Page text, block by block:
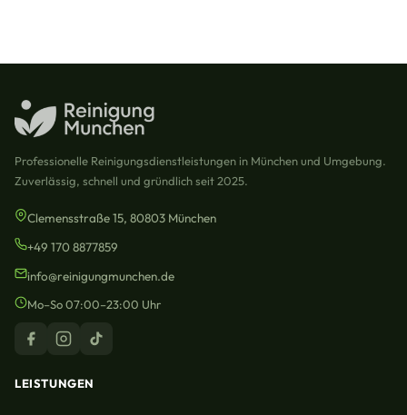
Professionelle Reinigungsdienstleistungen in München und Umgebung.
Zuverlässig, schnell und gründlich seit 2025.
Clemensstraße 15, 80803 München
+49 170 8877859
info@reinigungmunchen.de
Mo–So 07:00–23:00 Uhr
LEISTUNGEN